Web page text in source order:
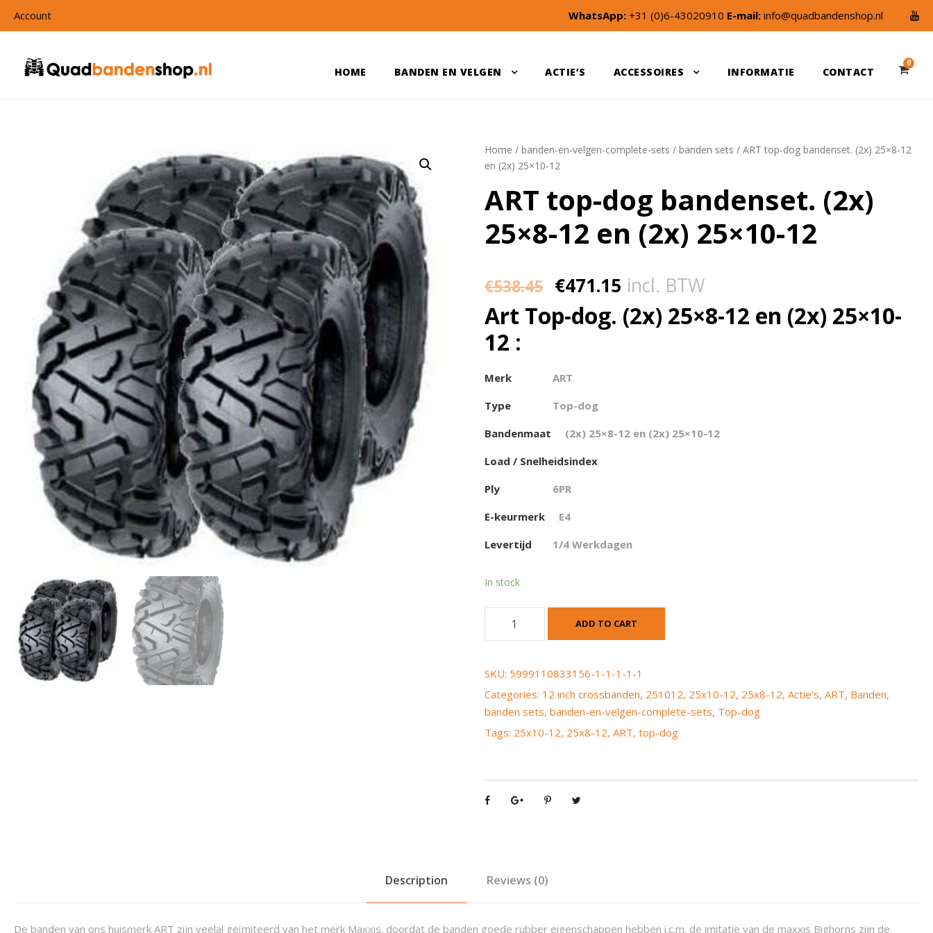
Account WhatsApp: +31 (0)6-43020910 E-mail: info@quadbandenshop.nl
HOME BANDEN EN VELGEN ACTIE’S ACCESSOIRES INFORMATIE CONTACT
0
Home /banden-en-velgen-complete-sets /banden sets / ART top-dog bandenset. (2x) 25×8-12
en (2x) 25×10-12
ART top-dog bandenset. (2x)
25×8-12 en (2x) 25×10-12
€538.45 €471.15 incl. BTW
Art Top-dog. (2x) 25×8-12 en (2x) 25×10-
12 :
Merk
ART
Type
Top-dog
Bandenmaat
(2x) 25×8-12 en (2x) 25×10-12
Load / Snelheidsindex
Ply
6PR
E-keurmerk
E4
Levertijd
1/4 Werkdagen
In stock
t
p
-
d
a
n
t
ADD TO CART
SKU: 5999110833156-1-1-1-1-1
Categories: 12 inch crossbanden, 251012, 25x10-12, 25x8-12,Actie's,ART, Banden,
banden sets,banden-en-velgen-complete-sets, Top-dog
Tags: 25x10-12, 25x8-12,ART,top-dog
Description Reviews (0)
De banden van ons huismerk ART zijn veelal geïmiteerd van het merk Maxxis. doordat de banden goede rubber eigenschappen hebben i.c.m. de imitatie van de maxxis Bighorns zijn de